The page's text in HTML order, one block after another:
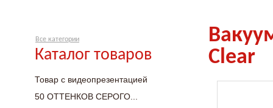
Все категории
Каталог товаров
Товар с видеопрезентацией
50 ОТТЕНКОВ СЕРОГО...
Clear